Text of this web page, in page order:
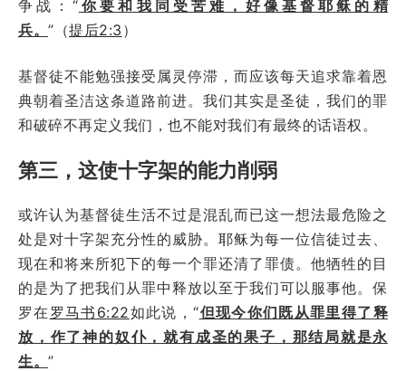
争战：“ 你要和我同受苦难，好像基督耶稣的精
兵。 ”（提后2:3 ）
基督徒不能勉强接受属灵停滞，而应该每天追求靠着恩
典朝着圣洁这条道路前进。我们其实是圣徒，我们的罪
和破碎不再定义我们，也不能对我们有最终的话语权。
第三，这使十字架的能力削弱
或许认为基督徒生活不过是混乱而已这一想法最危险之
处是对十字架充分性的威胁。耶稣为每一位信徒过去、
现在和将来所犯下的每一个罪还清了罪债。他牺牲的目
的是为了把我们从罪中释放以至于我们可以服事他。保
罗在 罗马书6:22如此说，“但现今你们既从罪里得了释
放，作了神的奴仆，就有成圣的果子，那结局就是永
生。 ”